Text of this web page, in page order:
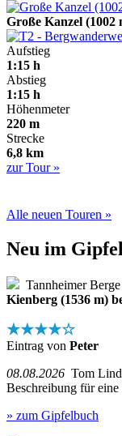
Große Kanzel (1002
Aufstieg
1:15 h
Abstieg
1:15 h
Höhenmeter
220 m
Strecke
6,8 km
zur Tour »
Alle neuen Touren »
Neu im
Tannheimer Berge
Kienberg (1536 m)
★★★★☆
Eintrag von Peter
08.08.2026 Tom
Beschreibung für
» zum Gipfelbuch